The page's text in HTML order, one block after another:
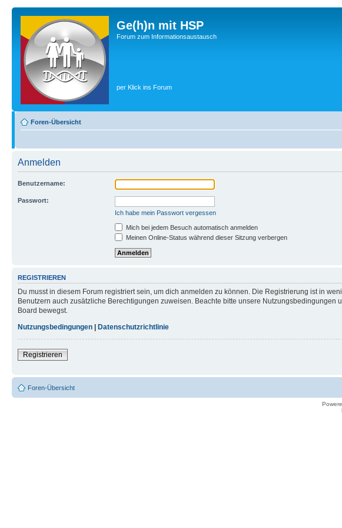
Ge(h)n mit HSP
Forum zum Informationsaustausch
per Klick ins Forum
Foren-Übersicht
Anmelden
Benutzername:
Passwort:
Ich habe mein Passwort vergessen
Mich bei jedem Besuch automatisch anmelden
Meinen Online-Status während dieser Sitzung verbergen
REGISTRIEREN
Du musst in diesem Forum registriert sein, um dich anmelden zu können. Die Registrierung ist in
Benutzern auch zusätzliche Berechtigungen zuweisen. Beachte bitte unsere
Board bewegst.
Nutzungsbedingungen | Datenschutzrichtlinie
Registrieren
Foren-Übersicht